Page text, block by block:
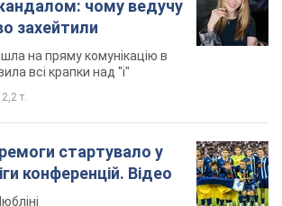
чому ведучу
захейтили
на пряму комунікацію в
всі крапки над "і"
т.
стартувало у
конференцій. Відео